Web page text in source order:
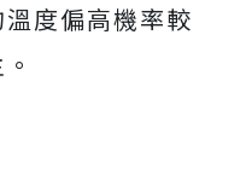
度偏高機率較